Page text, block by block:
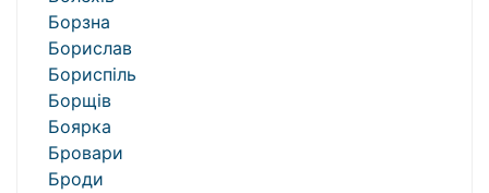
Борзна
Борислав
Бориспіль
Борщів
Боярка
Бровари
Броди